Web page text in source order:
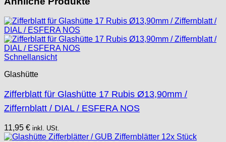
Schnellansicht
Glashütte
Zifferblatt für Glashütte 17 Rubis Ø13,90mm /
Ziffernblatt / DIAL / ESFERA NOS
11,95 € inkl. USt.